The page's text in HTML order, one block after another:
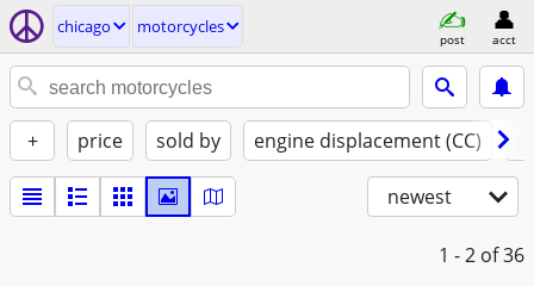
chicago motorcycles
post acct
+ price sold by engine displacement (CC)
newest
1 - 2 of 36